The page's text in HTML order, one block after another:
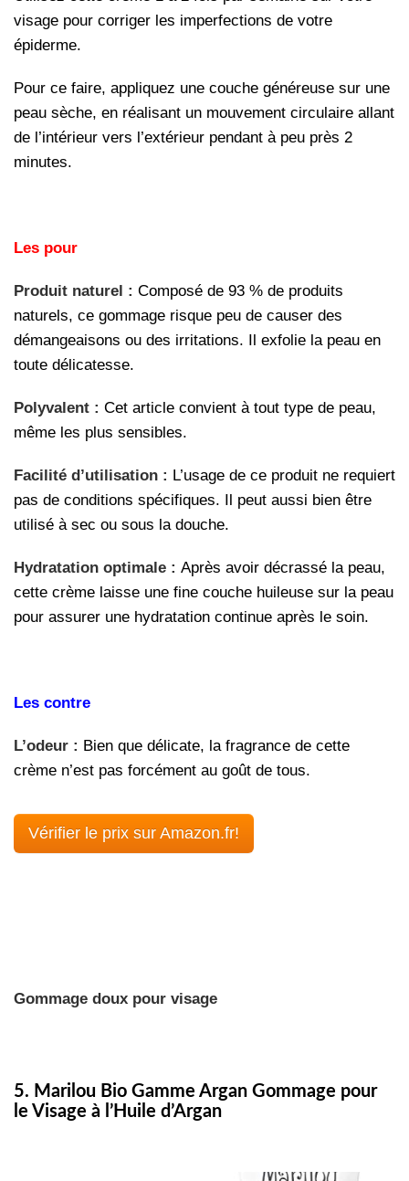
visage pour corriger les imperfections de votre
épiderme.
Pour ce faire, appliquez une couche généreuse sur une
peau sèche, en réalisant un mouvement circulaire allant
de l’intérieur vers l’extérieur pendant à peu près 2
minutes.
Les pour
Produit naturel : Composé de 93 % de produits
naturels, ce gommage risque peu de causer des
démangeaisons ou des irritations. Il exfolie la peau en
toute délicatesse.
Polyvalent : Cet article convient à tout type de peau,
même les plus sensibles.
Facilité d’utilisation : L’usage de ce produit ne requiert
pas de conditions spécifiques. Il peut aussi bien être
utilisé à sec ou sous la douche.
Hydratation optimale : Après avoir décrassé la peau,
cette crème laisse une fine couche huileuse sur la peau
pour assurer une hydratation continue après le soin.
Les contre
L’odeur : Bien que délicate, la fragrance de cette
crème n’est pas forcément au goût de tous.
Vérifier le prix sur Amazon.fr!
Gommage doux pour visage
5. Marilou Bio Gamme Argan Gommage pour
le Visage à l’Huile d’Argan